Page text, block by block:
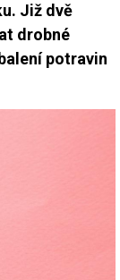
Již dvě
drobné
potravin